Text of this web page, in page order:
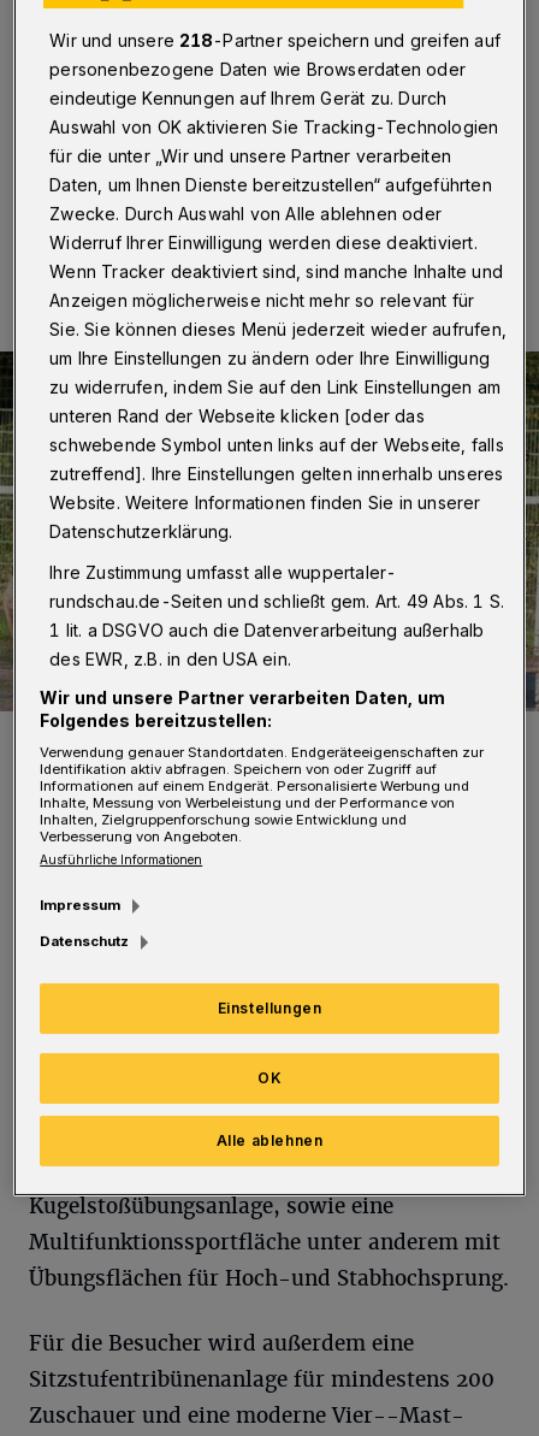
Nocken in Vohwinkel saniert. Der bisherige Aschenplatz
wird auf die vom DFB empfohlenen
Spielfeldabmessungen von 100 mal 64 Meter erweitert
und in ein Kunststoffrasenspielfeld mit neuen
Ballfangzäunen umgewandelt.
11.11.2017 , 12:33 Uhr Eine Minute Lesezeit
Solche Szenen gibt es künftig am Nocken nicht mehr.
Foto: FuPa
D ie vorhandenen Kunststoffbelagsflächen
mit den leichtathletischen
Nebenanlagen werden saniert und können
später dem Schulsport in Vohwinkel und der
Leichtathletik für Trainingszwecke zur
Verfügung gestellt werden. Die Nebenanlagen
umfassen 4x100-Meter-Laufbahnen, eine
Vierfach-Weitsprunganlage, eine Zweifach-
Kugelstoßübungsanlage, sowie eine
Multifunktionssportfläche unter anderem mit
Übungsflächen für Hoch-und Stabhochsprung.
Für die Besucher wird außerdem eine
Sitzstufentribünenanlage für mindestens 200
Zuschauer und eine moderne Vier--Mast-
Wir und unsere 218-Partner speichern und greifen auf
personenbezogene Daten wie Browserdaten oder
eindeutige Kennungen auf Ihrem Gerät zu. Durch
Auswahl von OK aktivieren Sie Tracking-Technologien
für die unter „Wir und unsere Partner verarbeiten
Daten, um Ihnen Dienste bereitzustellen“ aufgeführten
Zwecke. Durch Auswahl von Alle ablehnen oder
Widerruf Ihrer Einwilligung werden diese deaktiviert.
Wenn Tracker deaktiviert sind, sind manche Inhalte und
Anzeigen möglicherweise nicht mehr so relevant für
Sie. Sie können dieses Menü jederzeit wieder aufrufen,
um Ihre Einstellungen zu ändern oder Ihre Einwilligung
zu widerrufen, indem Sie auf den Link Einstellungen am
unteren Rand der Webseite klicken [oder das
schwebende Symbol unten links auf der Webseite, falls
zutreffend]. Ihre Einstellungen gelten innerhalb unseres
Website. Weitere Informationen finden Sie in unserer
Datenschutzerklärung.
Ihre Zustimmung umfasst alle wuppertaler-
rundschau.de-Seiten und schließt gem. Art. 49 Abs. 1 S.
1 lit. a DSGVO auch die Datenverarbeitung außerhalb
des EWR, z.B. in den USA ein.
Wir und unsere Partner verarbeiten Daten, um
Folgendes bereitzustellen:
Verwendung genauer Standortdaten. Endgeräteeigenschaften zur
Identifikation aktiv abfragen. Speichern von oder Zugriff auf
Informationen auf einem Endgerät. Personalisierte Werbung und
Inhalte, Messung von Werbeleistung und der Performance von
Inhalten, Zielgruppenforschung sowie Entwicklung und
Verbesserung von Angeboten.
Ausführliche Informationen
Impressum
Datenschutz
Einstellungen
Alle ablehnen
OK